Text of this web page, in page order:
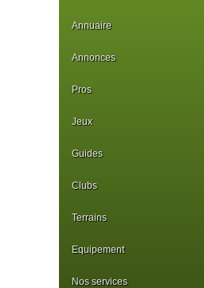
Annuaire
Annonces
Pros
Jeux
Guides
Clubs
Terrains
Equipement
Nos services